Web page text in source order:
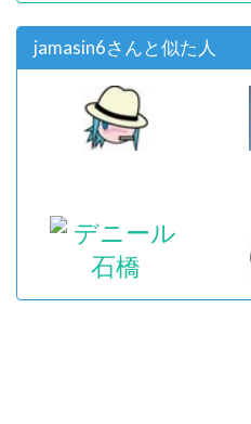
jamasin6さんと似た人